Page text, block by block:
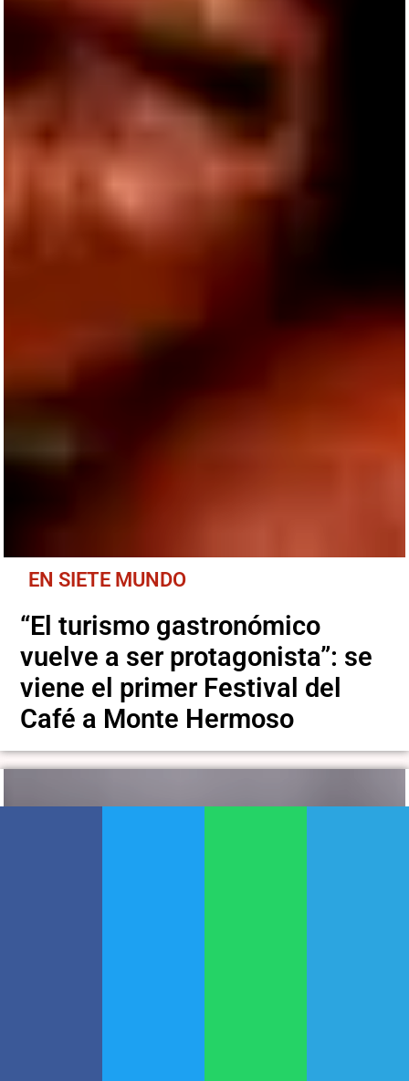
EN SIETE MUNDO
“El turismo gastronómico
vuelve a ser protagonista”: se
viene el primer Festival del
Café a Monte Hermoso